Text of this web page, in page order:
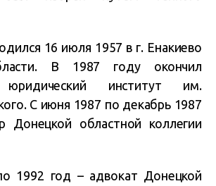
16 июля 1957 в г. Енакиево
В 1987 году окончил
юридический институт им.
С июня 1987 по декабрь 1987
Донецкой областной коллегии
1992 год – адвокат Донецкой